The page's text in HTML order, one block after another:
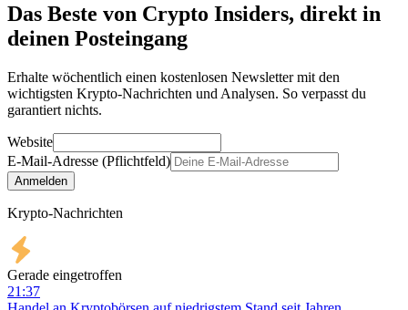
Das Beste von Crypto Insiders, direkt in
deinen Posteingang
Erhalte wöchentlich einen kostenlosen Newsletter mit den
wichtigsten Krypto-Nachrichten und Analysen. So verpasst du
garantiert nichts.
Website
E-Mail-Adresse (Pflichtfeld)
Anmelden
Krypto-Nachrichten
Gerade eingetroffen
21:37